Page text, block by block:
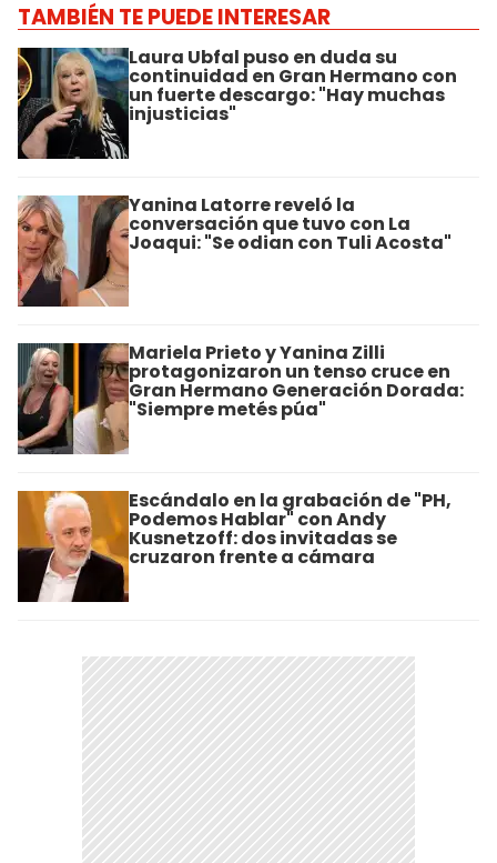
TAMBIÉN TE PUEDE INTERESAR
Laura Ubfal puso en duda su
continuidad en Gran Hermano con
un fuerte descargo: "Hay muchas
injusticias"
Yanina Latorre reveló la
conversación que tuvo con La
Joaqui: "Se odian con Tuli Acosta"
Mariela Prieto y Yanina Zilli
protagonizaron un tenso cruce en
Gran Hermano Generación Dorada:
"Siempre metés púa"
Escándalo en la grabación de "PH,
Podemos Hablar" con Andy
Kusnetzoff: dos invitadas se
cruzaron frente a cámara